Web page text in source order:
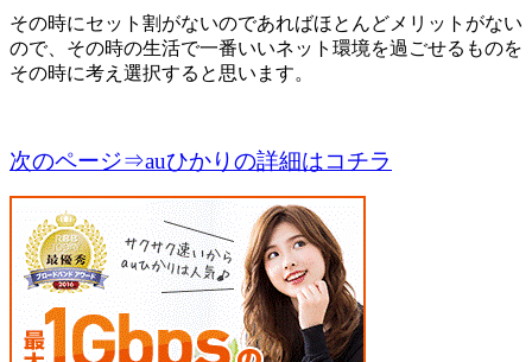
その時にセット割がないのであればほとんどメリットがない
ので、その時の生活で一番いいネット環境を過ごせるものを
その時に考え選択すると思います。
次のページ⇒auひかりの詳細はコチラ